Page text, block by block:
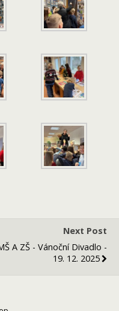
Next Post
A ZŠ - Vánoční Divadlo -
19. 12. 2025